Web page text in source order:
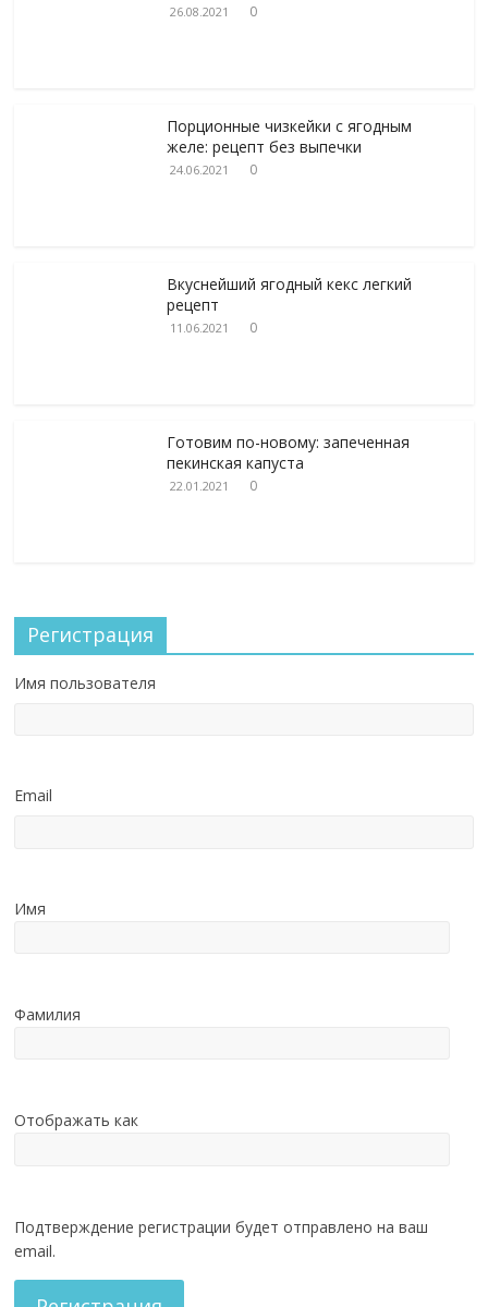
26.08.2021 0
Порционные чизкейки с ягодным
желе: рецепт без выпечки
24.06.2021 0
Вкуснейший ягодный кекс легкий
рецепт
11.06.2021 0
Готовим по-новому: запеченная
пекинская капуста
22.01.2021 0
Регистрация
Имя пользователя
Email
Имя
Фамилия
Отображать как
Подтверждение регистрации будет отправлено на ваш
email.